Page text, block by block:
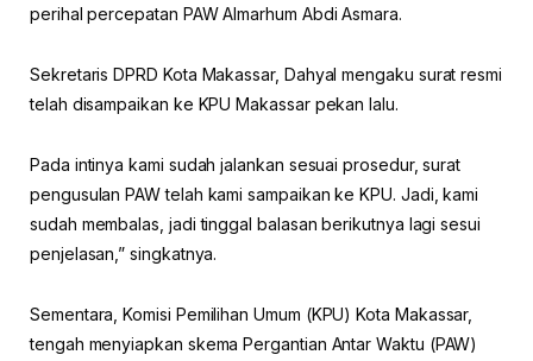
perihal percepatan PAW Almarhum Abdi Asmara.
Sekretaris DPRD Kota Makassar, Dahyal mengaku surat resmi
telah disampaikan ke KPU Makassar pekan lalu.
Pada intinya kami sudah jalankan sesuai prosedur, surat
pengusulan PAW telah kami sampaikan ke KPU. Jadi, kami
sudah membalas, jadi tinggal balasan berikutnya lagi sesui
penjelasan,” singkatnya.
Sementara, Komisi Pemilihan Umum (KPU) Kota Makassar,
tengah menyiapkan skema Pergantian Antar Waktu (PAW)